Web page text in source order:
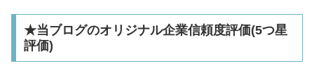
★当ブログのオリジナル企業信頼度評価(5つ星
評価)